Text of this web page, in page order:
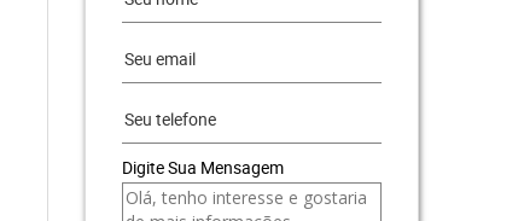
Digite Sua Mensagem